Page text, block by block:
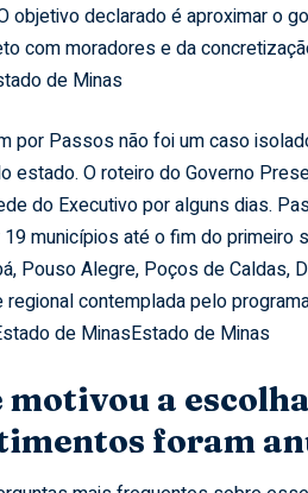
objetivo declarado é aproximar o
com moradores e da
de Minas
por Passos não foi um caso
estado. O roteiro do Governo
do Executivo por alguns dias.
municípios até o fim do primeiro
Pouso Alegre, Poços de Caldas,
regional contemplada pelo
de MinasEstado de Minas
motivou a
foram